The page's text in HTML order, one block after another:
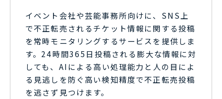
イベント会社や芸能事務所向けに、SNS上
で不正転売されるチケット情報に関する投稿
を常時モニタリングするサービスを提供しま
す。24時間365日投稿される膨大な情報に対
しても、AIによる高い処理能力と人の目によ
る見逃しを防ぐ高い検知精度で不正転売投稿
を逃さず見つけます。